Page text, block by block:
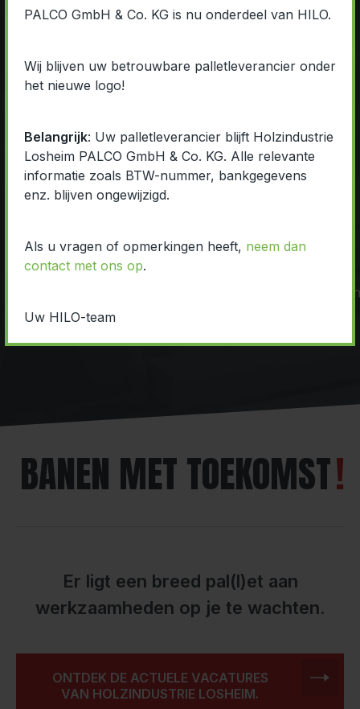
PALCO GmbH & Co. KG is nu onderdeel van HILO.
Wij blijven uw betrouwbare palletleverancier onder
het nieuwe logo!
Belangrijk: Uw palletleverancier blijft Holzindustrie
Losheim PALCO GmbH & Co. KG. Alle relevante
informatie zoals BTW-nummer, bankgegevens
enz. blijven ongewijzigd.
Als u vragen of opmerkingen heeft, neem dan
contact met ons op.
Uw HILO-team
in een groeiend
gericht bedrijf;
schone en
gestructureerde
werkomgeving;
werksfeer, waar
we respectvol
met elkaar
afwisselende
werkdag;
talloze kansen
BANEN MET TOEKOMST
Er ligt een breed pal(l)et aan
werkzaamheden op je te wachten.
ONTDEK DE ACTUELE VACATURES
VAN HOLZINDUSTRIE LOSHEIM.